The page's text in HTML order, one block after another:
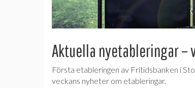
Aktuella nyetableringar –
Första etableringen av Fritidsbanken i
veckans nyheter om etableringar.